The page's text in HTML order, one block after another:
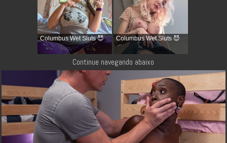
Columbus Wet Sluts 😈 Columbus Wet Sluts 😈
Continue navegando abaixo